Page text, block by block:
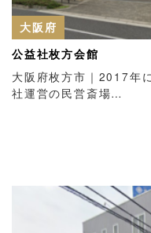
大阪府
公益社枚方会館
大阪府枚方市｜2017年
社運営の民営斎場…